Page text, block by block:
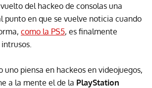
del hackeo de consolas una
punto en que se vuelve noticia cuando
como la PS5, es finalmente
uno piensa en hackeos en videojuegos,
a la mente el de la PlayStation